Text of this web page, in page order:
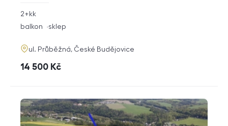
rozměry
dispozice
2+kk
funkce
balkon sklep
adresa
ul. Průběžná, České Budějovice
cena
14 500 Kč